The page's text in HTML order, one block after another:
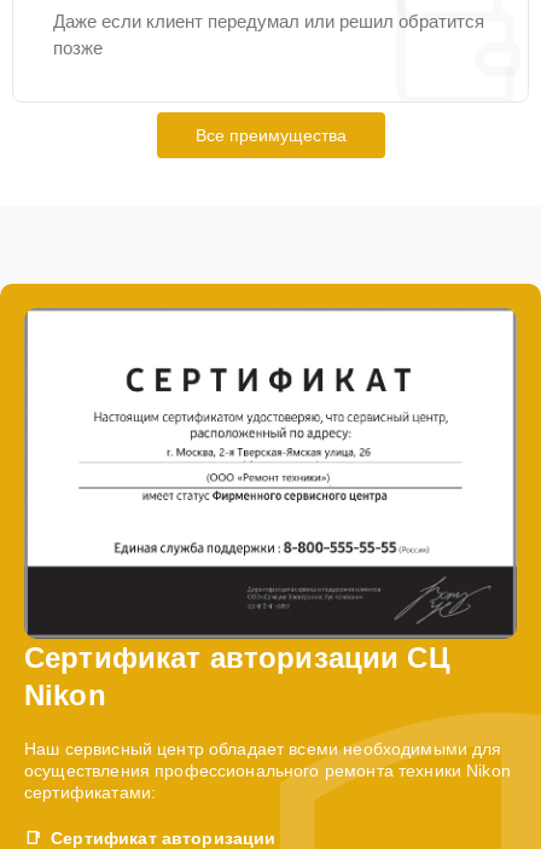
Даже если клиент передумал или решил обратится
позже
Все преимущества
Сертификат авторизации СЦ
Nikon
Наш сервисный центр обладает всеми необходимыми для
осуществления профессионального ремонта техники Nikon
сертификатами:
Сертификат авторизации